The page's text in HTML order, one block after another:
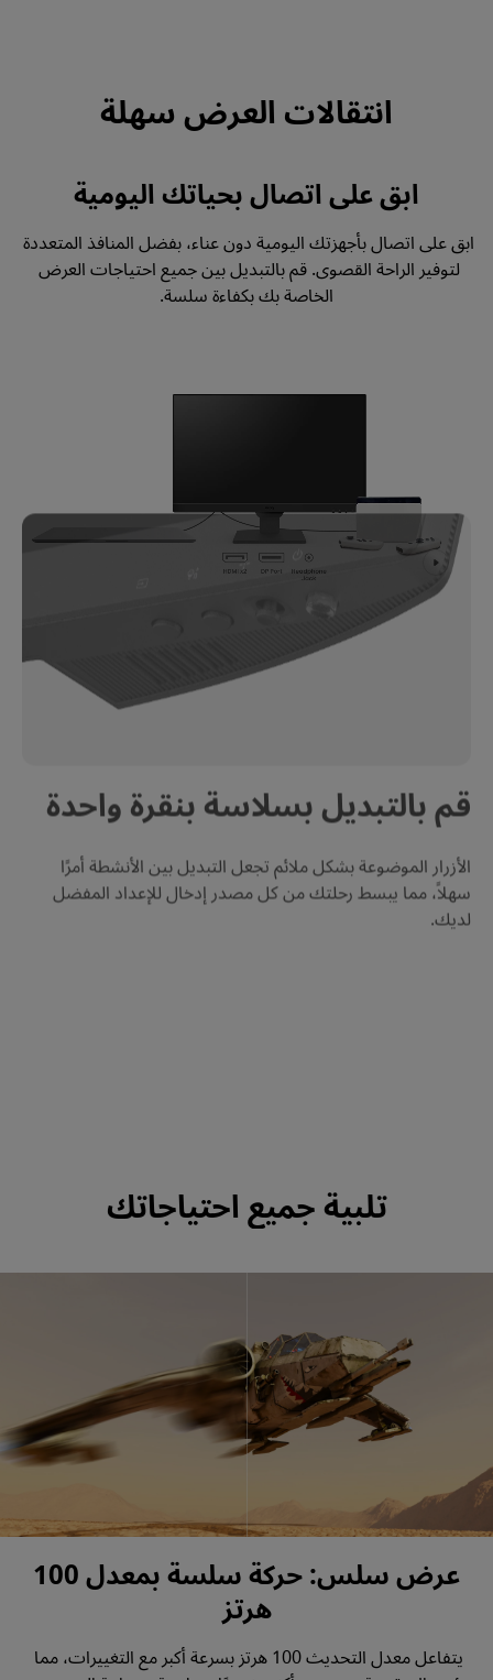
انتقالات العرض سهلة
ابق على اتصال بحياتك اليومية
الخاصة بك بكفاءة سلسة.
قم بالتبديل بسلاسة بنقرة واحدة
لديك.
تلبية جميع احتياجاتك
عرض سلس: حركة سلسة بمعدل 100
هرتز